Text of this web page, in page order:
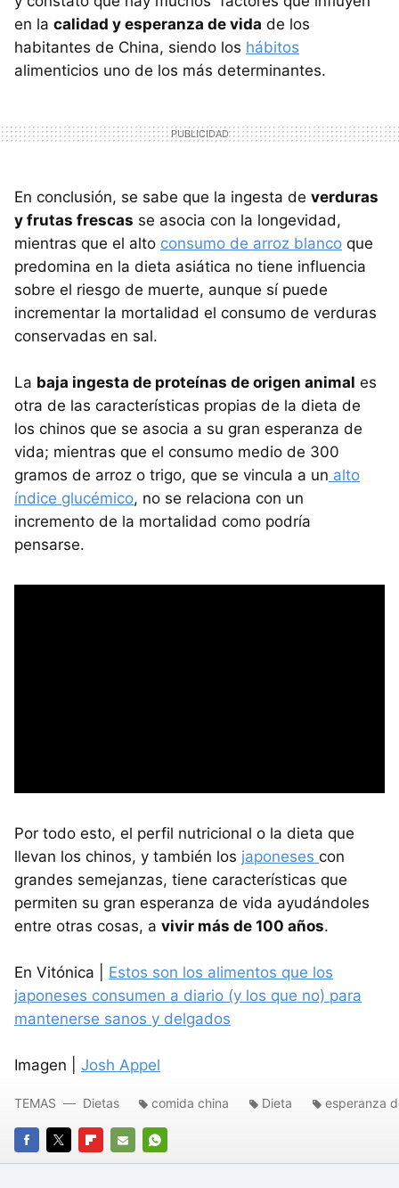
en la calidad y esperanza de vida de los
habitantes de China, siendo los hábitos
alimenticios uno de los más determinantes.
En conclusión, se sabe que la ingesta de verduras
y frutas frescas se asocia con la longevidad,
mientras que el alto consumo de arroz blanco que
predomina en la dieta asiática no tiene influencia
sobre el riesgo de muerte, aunque sí puede
incrementar la mortalidad el consumo de verduras
conservadas en sal.
La baja ingesta de proteínas de origen animal es
otra de las características propias de la dieta de
los chinos que se asocia a su gran esperanza de
vida; mientras que el consumo medio de 300
gramos de arroz o trigo, que se vincula a un alto
índice glucémico, no se relaciona con un
incremento de la mortalidad como podría
pensarse.
Por todo esto, el perfil nutricional o la dieta que
llevan los chinos, y también los japoneses con
grandes semejanzas, tiene características que
permiten su gran esperanza de vida ayudándoles
entre otras cosas, a vivir más de 100 años.
En Vitónica | Estos son los alimentos que los
japoneses consumen a diario (y los que no) para
mantenerse sanos y delgados
Imagen | Josh Appel
FACEBOOK
TWITTERFLIPBOARD
E-
WHATSAPP
TEMAS Dietas comida china Dieta esperanza